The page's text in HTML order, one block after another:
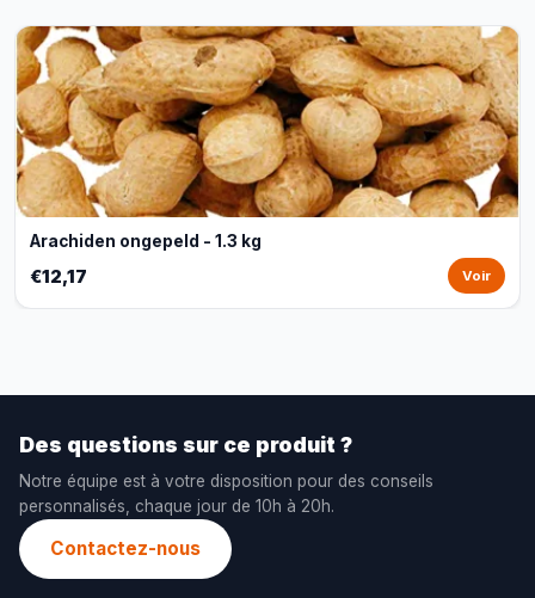
Arachiden ongepeld - 1.3 kg
€12,17 Voir
Des questions sur ce produit ?
Notre équipe est à votre disposition pour des conseils
personnalisés, chaque jour de 10h à 20h.
Contactez-nous